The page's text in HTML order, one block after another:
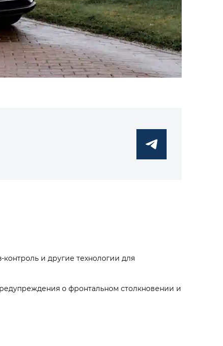
и другие технологии для
о фронтальном столкновении и